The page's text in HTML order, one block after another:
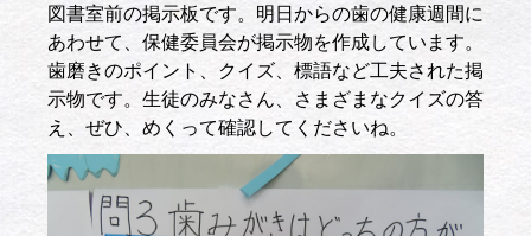
図書室前の掲示板です。明日からの歯の健康週間に
あわせて、保健委員会が掲示物を作成しています。
歯磨きのポイント、クイズ、標語など工夫された掲
示物です。生徒のみなさん、さまざまなクイズの答
え、ぜひ、めくって確認してくださいね。